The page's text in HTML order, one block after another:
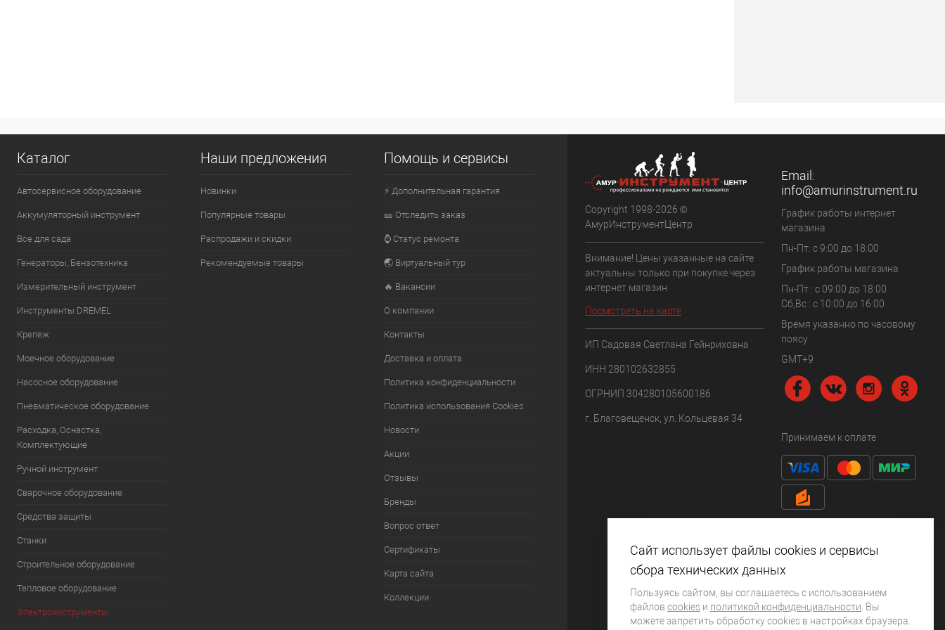
Каталог
Автосервисное оборудование
Аккумуляторный инструмент
Все для сада
Генераторы, Бензотехника
Измерительный инструмент
Инструменты DREMEL
Крепеж
Моечное оборудование
Насосное оборудование
Пневматическое оборудование
Расходка, Оснастка,
Комплектующие
Ручной инструмент
Сварочное оборудование
Средства защиты
Станки
Строительное оборудование
Тепловое оборудование
Электроинструменты
Наши предложения
Новинки
Популярные товары
Распродажи и скидки
Рекомендуемые товары
Помощь и сервисы
⚡ Дополнительная гарантия
🎫 Отследить заказ
⌚ Статус ремонта
🌏 Виртуальный тур
🔥 Вакансии
О компании
Контакты
Доставка и оплата
Политика конфиденциальности
Политика использования Cookies
Новости
Акции
Отзывы
Бренды
Вопрос ответ
Сертификаты
Карта сайта
Коллекции
Copyright 1998-2026 ©
АмурИнструментЦентр
Внимание! Цены указанные на сайте
актуальны только при покупке через
интернет магазин
Посмотреть на карте
ИП Садовая Светлана Гейнриховна
ИНН 280102632855
ОГРНИП 304280105600186
г. Благовещенск, ул. Кольцевая 34
Email:
info@amurinstrument.ru
График работы интернет
магазина
Пн-Пт: с 9:00 до 18:00
График работы магазина
Пн-Пт : с 09:00 до 18:00
Сб,Вс : c 10:00 до 16:00
Время указанно по часовому
поясу
GMT+9
Принимаем к оплате
Сайт использует файлы cookies и сервисы
сбора технических данных
Пользуясь сайтом, вы соглашаетесь с использованием
файлов cookies и политикой конфиденциальности . Вы
можете запретить обработку сookies в настройках браузера.